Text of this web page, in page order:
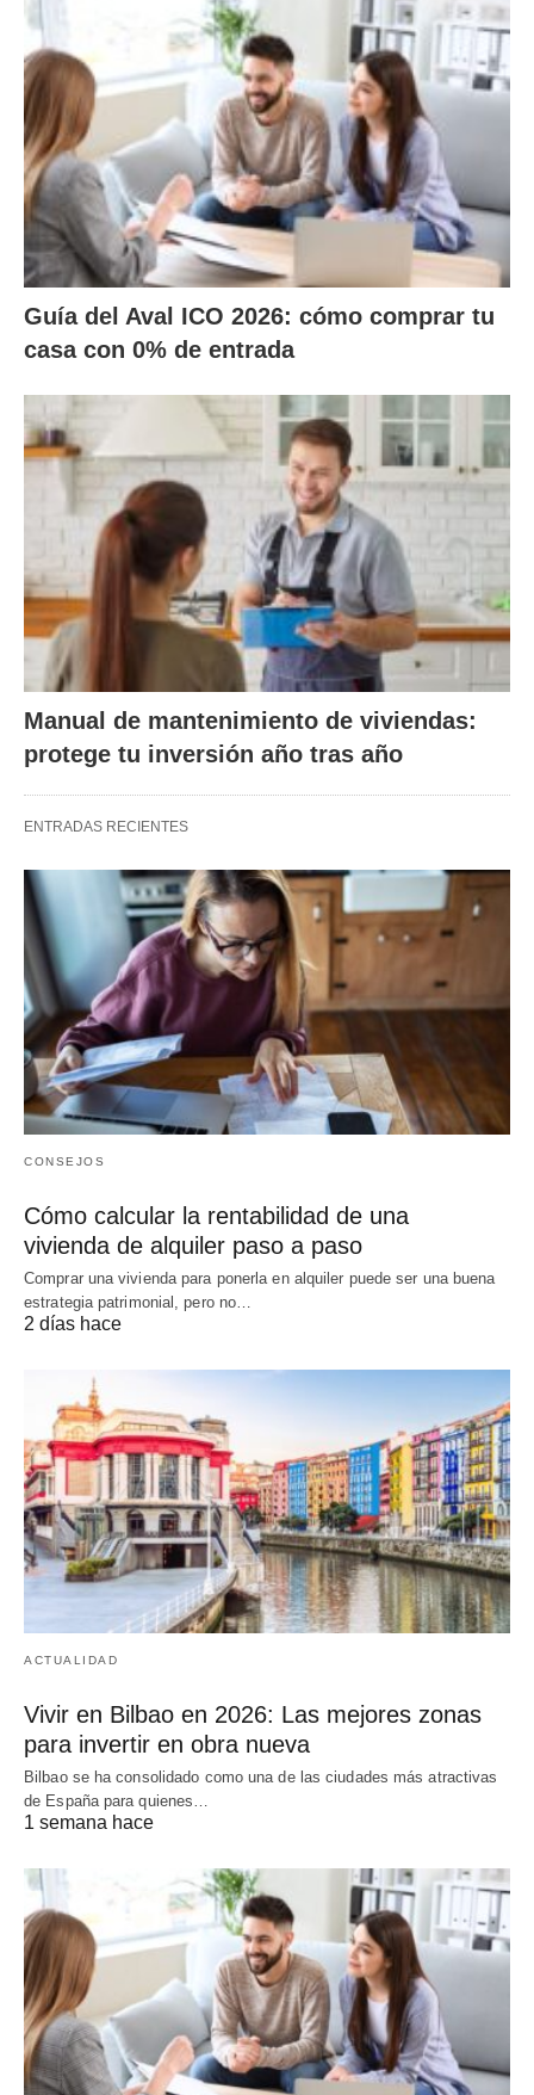
Guía del Aval ICO 2026: cómo comprar tu
casa con 0% de entrada
Manual de mantenimiento de viviendas:
protege tu inversión año tras año
ENTRADAS RECIENTES
CONSEJOS
Cómo calcular la rentabilidad de una
vivienda de alquiler paso a paso
Comprar una vivienda para ponerla en alquiler puede ser una buena
estrategia patrimonial, pero no…
2 días hace
ACTUALIDAD
Vivir en Bilbao en 2026: Las mejores zonas
para invertir en obra nueva
Bilbao se ha consolidado como una de las ciudades más atractivas
de España para quienes…
1 semana hace